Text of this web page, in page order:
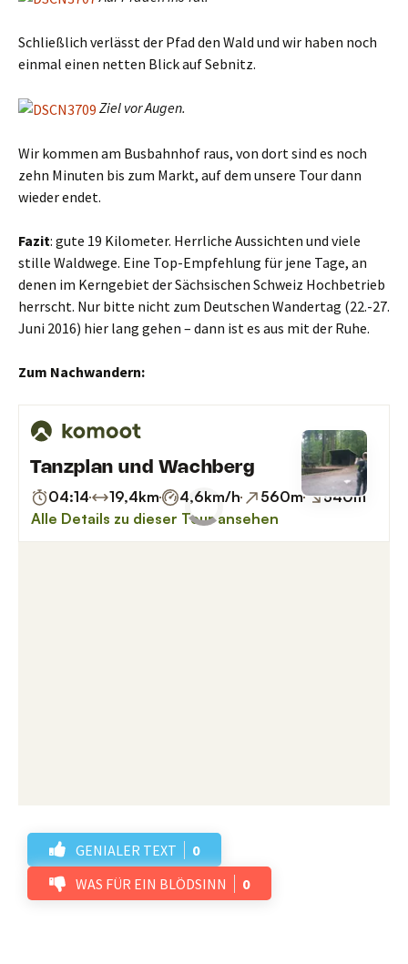
Schließlich verlässt der Pfad den Wald und wir haben noch
einmal einen netten Blick auf Sebnitz.
Ziel vor Augen.
Wir kommen am Busbahnhof raus, von dort sind es noch
zehn Minuten bis zum Markt, auf dem unsere Tour dann
wieder endet.
Fazit: gute 19 Kilometer. Herrliche Aussichten und viele
stille Waldwege. Eine Top-Empfehlung für jene Tage, an
denen im Kerngebiet der Sächsischen Schweiz Hochbetrieb
herrscht. Nur bitte nicht zum Deutschen Wandertag (22.-27.
Juni 2016) hier lang gehen – dann ist es aus mit der Ruhe.
Zum Nachwandern:
GENIALER TEXT
0
WAS FÜR EIN BLÖDSINN
0